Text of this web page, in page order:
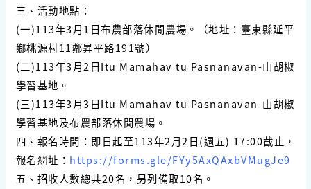
三、活動地點：
(一)113年3月1日布農部落休閒農場。（地址：臺東縣延平
鄉桃源村11鄰昇平路191號）
(二)113年3月2日Itu Mamahav tu Pasnanavan-山胡椒
學習基地。
(三)113年3月3日Itu Mamahav tu Pasnanavan-山胡椒
學習基地及布農部落休閒農場。
四、報名時間：即日起至113年2月2日(週五) 17:00截止，
報名網址： https://forms.gle/FYy5AxQAxbVMugJe9
五、招收人數總共20名，另列備取10名。